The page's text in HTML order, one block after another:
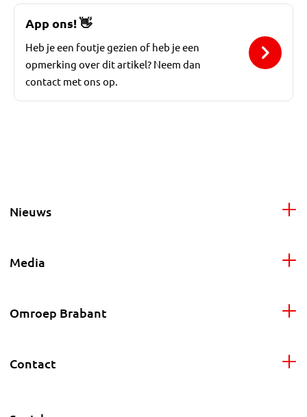
App ons!👋
Heb je een foutje gezien of heb je een
opmerking over dit artikel? Neem dan
contact met ons op.
Nieuws
Media
Omroep Brabant
Contact